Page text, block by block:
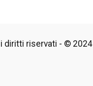
diritti riservati - © 2024